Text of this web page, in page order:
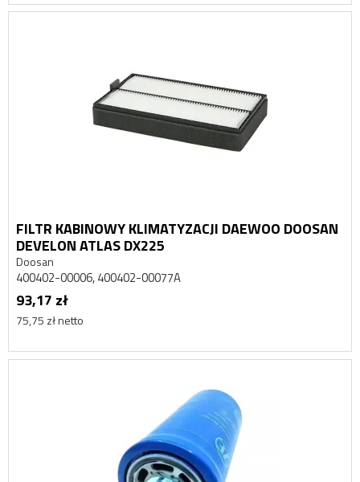
FILTR KABINOWY KLIMATYZACJI DAEWOO DOOSAN
DEVELON ATLAS DX225
Doosan
400402-00006, 400402-00077A
93,17 zł
75,75 zł netto